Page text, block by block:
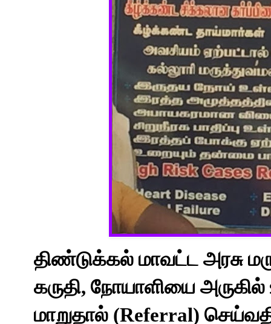
திண்டுக்கல் மாவட்ட அரசு
கருதி, நோயாளியை
மாறுதால் (Referral)